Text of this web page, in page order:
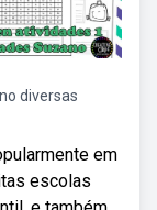
diversas
em
escolas